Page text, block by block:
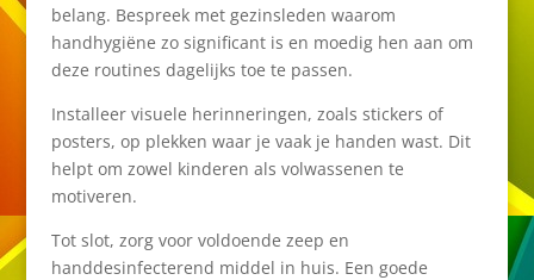
belang. Bespreek met gezinsleden waarom
handhygiëne zo significant is en moedig hen aan om
deze routines dagelijks toe te passen.
Installeer visuele herinneringen, zoals stickers of
posters, op plekken waar je vaak je handen wast. Dit
helpt om zowel kinderen als volwassenen te
motiveren.
Tot slot, zorg voor voldoende zeep en
handdesinfecterend middel in huis. Een goede